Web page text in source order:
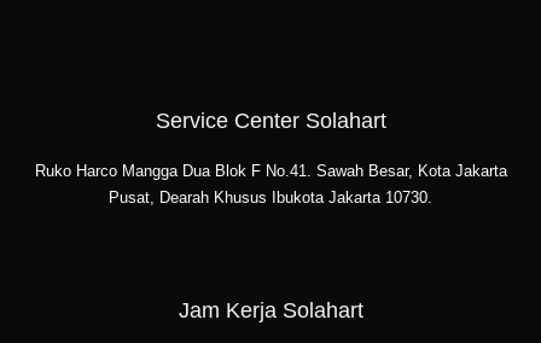
Service Center Solahart
Ruko Harco Mangga Dua Blok F No.41. Sawah Besar, Kota Jakarta
Pusat, Dearah Khusus Ibukota Jakarta 10730.
Jam Kerja Solahart